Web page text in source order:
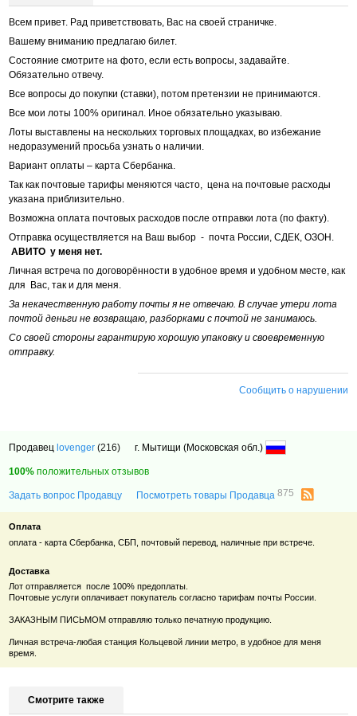
Всем привет. Рад приветствовать, Вас на своей страничке.
Вашему вниманию предлагаю билет.
Состояние смотрите на фото, если есть вопросы, задавайте.
Обязательно отвечу.
Все вопросы до покупки (ставки), потом претензии не принимаются.
Все мои лоты 100% оригинал. Иное обязательно указываю.
Лоты выставлены на нескольких торговых площадках, во избежание
недоразумений просьба узнать о наличии.
Вариант оплаты – карта Сбербанка.
Так как почтовые тарифы меняются часто, цена на почтовые расходы
указана приблизительно.
Возможна оплата почтовых расходов после отправки лота (по факту).
Отправка осуществляется на Ваш выбор - почта России, СДЕК, ОЗОН.
АВИТО у меня нет.
Личная встреча по договорённости в удобное время и удобном месте, как
для Вас, так и для меня.
За некачественную работу почты я не отвечаю. В случае утери лота
почтой деньги не возвращаю, разборками с почтой не занимаюсь.
Со своей стороны гарантирую хорошую упаковку и своевременную
отправку.
Сообщить о нарушении
Продавец lovenger (216) г. Мытищи (Московская обл.)
100% положительных отзывов
Задать вопрос Продавцу Посмотреть товары Продавца875
Оплата
оплата - карта Сбербанка, СБП, почтовый перевод, наличные при встрече.
Доставка
Лот отправляется после 100% предоплаты.
Почтовые услуги оплачивает покупатель согласно тарифам почты России.
ЗАКАЗНЫМ ПИСЬМОМ отправляю только печатную продукцию.
Личная встреча-любая станция Кольцевой линии метро, в удобное для меня
время.
Смотрите также